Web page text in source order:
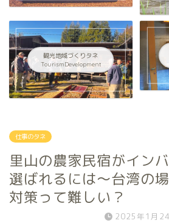
観光地域づくりタネ
TourismDevelopment
仕事のタネ
里山の農家民宿がイン
選ばれるには〜台湾の
対策って難しい？
2025年1月